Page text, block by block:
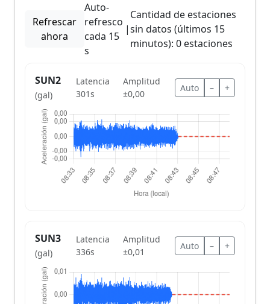
Refrescar
ahora
Auto-
refresco
cada 15
s
|
Cantidad de estaciones
sin datos (últimos 15
minutos): 0 estaciones
SUN2
(gal)
Latencia
301s
Amplitud
±0,00
Auto – +
SUN3
(gal)
Latencia
336s
Amplitud
±0,01
Auto – +